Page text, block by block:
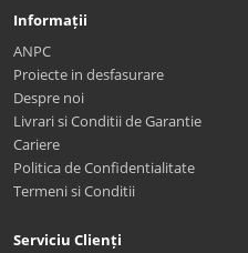
Informații
ANPC
Proiecte in desfasurare
Despre noi
Livrari si Conditii de Garantie
Cariere
Politica de Confidentialitate
Termeni si Conditii
Serviciu Clienți